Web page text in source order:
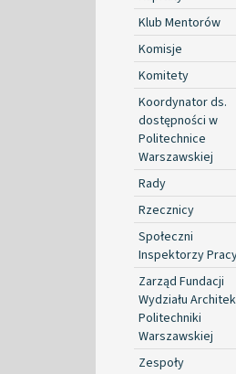
Klub Mentorów
Komisje
Komitety
Koordynator ds.
dostępności w
Politechnice
Warszawskiej
Rady
Rzecznicy
Społeczni
Inspektorzy
Zarząd Fundacji
Wydziału
Politechniki
Warszawskiej
Zespoły